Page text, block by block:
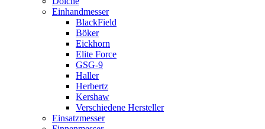
Einhandmesser
BlackField
Böker
Eickhorn
Elite Force
GSG-9
Haller
Herbertz
Kershaw
Verschiedene Hersteller
Einsatzmesser